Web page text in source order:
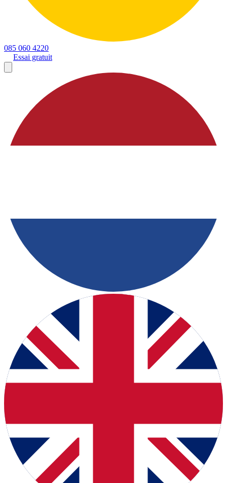
085 060 4220
Essai gratuit